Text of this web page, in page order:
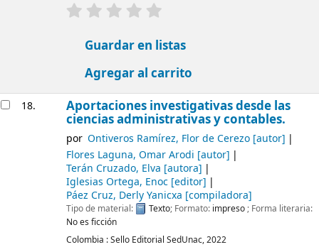
valoración
Guardar en listas
Agregar al carrito
18. Aportaciones investigativas desde las
ciencias administrativas y contables.
por Ontiveros Ramírez, Flor de Cerezo[autor]
Flores Laguna, Omar Arodi [autor]
Terán Cruzado, Elva [autora]
Iglesias Ortega, Enoc[editor]
Páez Cruz, Derly Yanicxa [compiladora]
Tipo de material: Texto; Formato: impreso ; Forma literaria:
No es ficción
Colombia :Sello Editorial SedUnac,2022